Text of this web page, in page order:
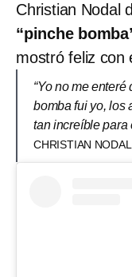
Christian Nodal
“pinche
mostró feliz con
“Yo no me
bomba fui yo, los
tan increíble para
CHRISTIAN NODAL